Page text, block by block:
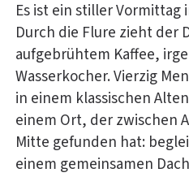
Es ist ein stiller Vormittag
Durch die Flure zieht der
aufgebrühtem Kaffee,
Wasserkocher. Vierzig
in einem klassischen
einem Ort, der zwischen
Mitte gefunden hat:
einem gemeinsamen